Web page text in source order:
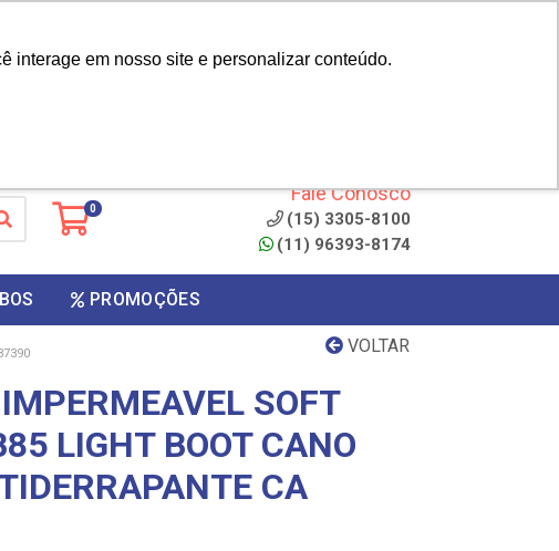
interage em nosso site e personalizar conteúdo.
0
Fale Conosco
(15) 3305-8100
(11) 96393-8174
PROMOÇÕES
VOLTAR
SOFT
LIGHT BOOT CANO
CA